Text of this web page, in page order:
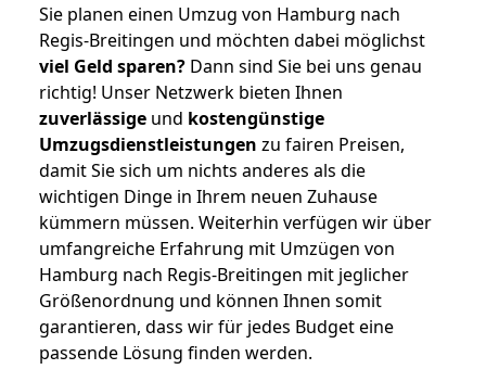
Sie planen einen Umzug von Hamburg nach
Regis-Breitingen und möchten dabei möglichst
viel Geld sparen? Dann sind Sie bei uns genau
richtig! Unser Netzwerk bieten Ihnen
zuverlässige und kostengünstige
Umzugsdienstleistungen zu fairen Preisen,
damit Sie sich um nichts anderes als die
wichtigen Dinge in Ihrem neuen Zuhause
kümmern müssen. Weiterhin verfügen wir über
umfangreiche Erfahrung mit Umzügen von
Hamburg nach Regis-Breitingen mit jeglicher
Größenordnung und können Ihnen somit
garantieren, dass wir für jedes Budget eine
passende Lösung finden werden.